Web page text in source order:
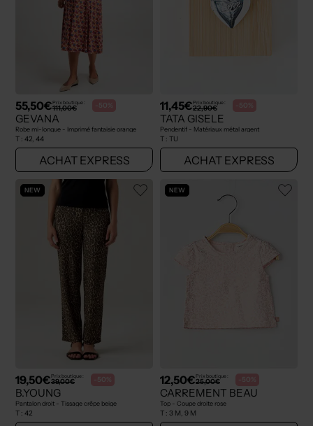
55,50€Prix boutique :
111,00€ -50%
GEVANA
Robe mi-longue - Imprimé fantaisie orange
T : 42, 44
ACHAT EXPRESS
11,45€Prix boutique :
22,90€ -50%
TATA GISELE
Pendentif - Matériaux métal argent
T : TU
ACHAT EXPRESS
NEW
19,50€Prix boutique :
39,00€ -50%
B.YOUNG
Pantalon droit - Tissage crêpe beige
T : 42
NEW
12,50€Prix boutique :
25,00€ -50%
CARREMENT BEAU
Top - Coupe droite rose
T : 3 M, 9 M